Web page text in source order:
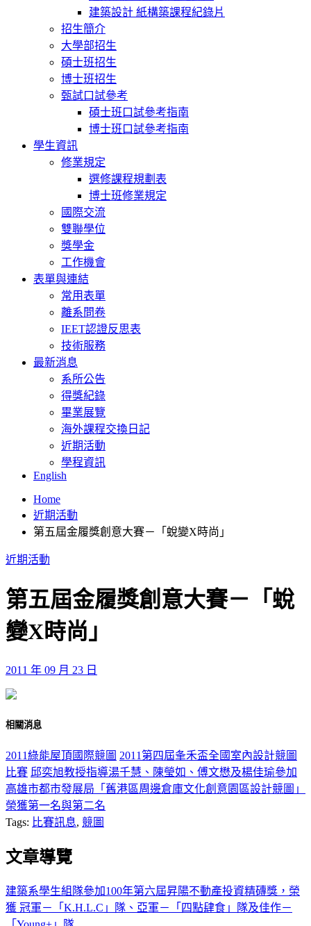
建築設計 紙構築課程紀錄片
招生簡介
大學部招生
碩士班招生
博士班招生
甄試口試參考
碩士班口試參考指南
博士班口試參考指南
學生資訊
修業規定
選修課程規劃表
博士班修業規定
國際交流
雙聯學位
獎學金
工作機會
表單與連結
常用表單
離系問卷
IEET認證反思表
技術服務
最新消息
系所公告
得獎紀錄
畢業展覽
海外課程交換日記
近期活動
學程資訊
English
Home
近期活動
第五屆金履獎創意大賽－「蛻變X時尚」
近期活動
第五屆金履獎創意大賽－「蛻
變X時尚」
2011 年 09 月 23 日
相關消息
2011綠能屋頂國際競圖 2011第四屆夆禾盃全國室內設計競圖
比賽 邱奕旭教授指導湯千慧、陳瑩如、傅文懋及楊佳瑜參加
高雄市都市發展局「舊港區周邊倉庫文化創意園區設計競圖」
榮獲第一名與第二名
Tags: 比賽訊息, 競圖
文章導覽
建築系學生組隊參加100年第六屆昇陽不動產投資精磚獎，榮
獲 冠軍－「K.H.L.C」隊、亞軍－「四點肆食」隊及佳作－